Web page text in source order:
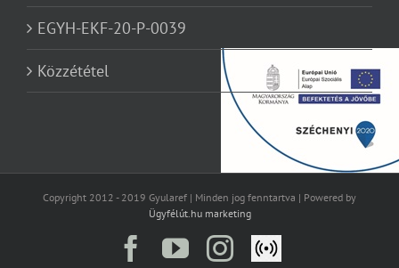
EGYH-EKF-20-P-0039
Közzététel
Copyright 2012 - 2019 Gyularef | Minden jog fenntartva | Powered by
Ügyfélút.hu marketing
Facebook
YouTubeInstagram
Élő